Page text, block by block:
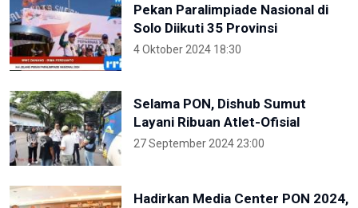
Pekan Paralimpiade Nasional di
Solo Diikuti 35 Provinsi
4 Oktober 2024 18:30
Selama PON, Dishub Sumut
Layani Ribuan Atlet-Ofisial
27 September 2024 23:00
Hadirkan Media Center PON 2024,